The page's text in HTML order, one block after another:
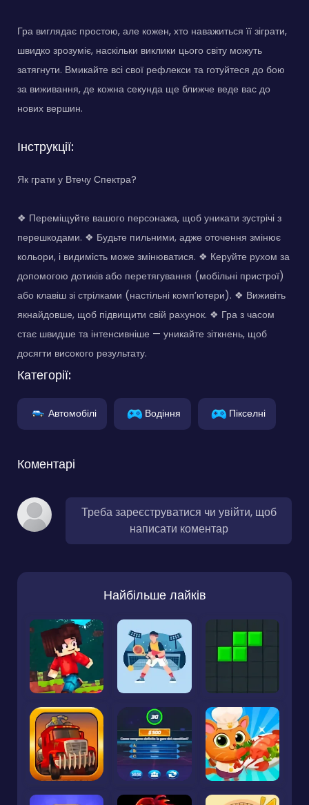
Гра виглядає простою, але кожен, хто наважиться її зіграти,
швидко зрозуміє, наскільки виклики цього світу можуть
затягнути. Вмикайте всі свої рефлекси та готуйтеся до бою
за виживання, де кожна секунда ще ближче веде вас до
нових вершин.
Інструкції:
Як грати у Втечу Спектра?
❖ Переміщуйте вашого персонажа, щоб уникати зустрічі з
перешкодами. ❖ Будьте пильними, адже оточення змінює
кольори, і видимість може змінюватися. ❖ Керуйте рухом за
допомогою дотиків або перетягування (мобільні пристрої)
або клавіш зі стрілками (настільні комп’ютери). ❖ Виживіть
якнайдовше, щоб підвищити свій рахунок. ❖ Гра з часом
стає швидше та інтенсивніше — уникайте зіткнень, щоб
досягти високого результату.
Категорії:
Автомобілі Водіння Пікселні
Коментарі
Треба зареєструватися чи увійти, щоб
написати коментар
Найбільше лайків